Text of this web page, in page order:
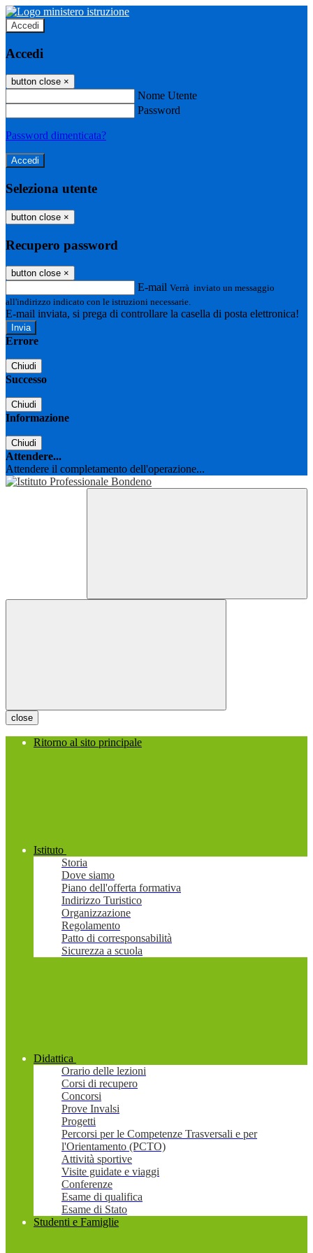
Accedi
Accedi
button close ×
Nome Utente
Password
Password dimenticata?
Seleziona utente
button close ×
Recupero password
button close ×
E-mail Verrà inviato un messaggio
all'indirizzo indicato con le istruzioni necessarie.
E-mail inviata, si prega di controllare la casella di posta elettronica!
Errore
Chiudi
Successo
Chiudi
Informazione
Chiudi
Attendere...
Attendere il completamento dell'operazione...
close
Ritorno al sito principale
Istituto
Storia
Dove siamo
Piano dell'offerta formativa
Indirizzo Turistico
Organizzazione
Regolamento
Patto di corresponsabilità
Sicurezza a scuola
Didattica
Orario delle lezioni
Corsi di recupero
Concorsi
Prove Invalsi
Progetti
Percorsi per le Competenze Trasversali e per
l'Orientamento (PCTO)
Attività sportive
Visite guidate e viaggi
Conferenze
Esame di qualifica
Esame di Stato
Studenti e Famiglie